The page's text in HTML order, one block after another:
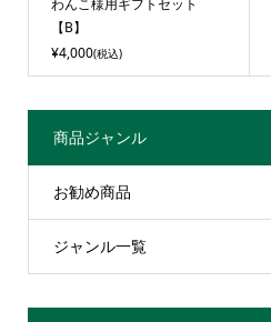
【B】
¥4,000(税込)
商品ジャンル
お勧め商品
ジャンル一覧